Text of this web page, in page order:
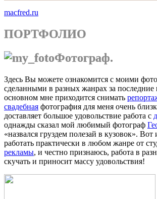
macfred.ru
ПОРТФОЛИО
Фотограф.
Здесь Вы можете ознакомится с моими
сделанными в разных жанрах за последние
основном мне приходится снимать
свадебная фотография для меня очень
доставляет большое удовольствие работа с
однажды сказал мой любимый фотограф
«назвался груздем полезай в кузовок». Вот
работать практически в любом жанре от
рекламы, и честно признаюсь, работа в
скучать и приносит массу удовольствия!